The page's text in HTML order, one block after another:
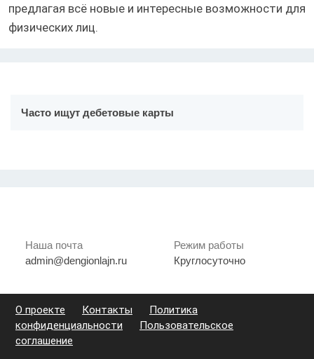
предлагая всё новые и интересные возможности для
физических лиц.
Часто ищут дебетовые карты
Наша почта
admin@dengionlajn.ru
Режим работы
Круглосуточно
О проекте Контакты
Политика
конфиденциальности
Пользовательское
соглашение